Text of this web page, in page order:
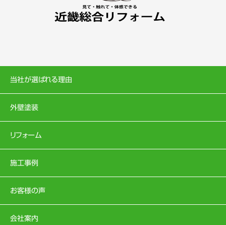
当社が選ばれる理由
外壁塗装
リフォーム
施工事例
お客様の声
会社案内